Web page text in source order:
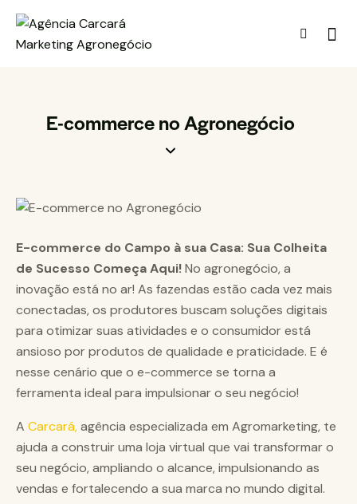
E-commerce no Agronegócio
E-commerce do Campo à sua Casa: Sua Colheita
de Sucesso Começa Aqui!No agronegócio, a
inovação está no ar! As fazendas estão cada vez mais
conectadas, os produtores buscam soluções digitais
para otimizar suas atividades e o consumidor está
ansioso por produtos de qualidade e praticidade. E é
nesse cenário que o e-commerce se torna a
ferramenta ideal para impulsionar o seu negócio!
A Carcará,agência especializada em Agromarketing, te
ajuda a construir uma loja virtual que vai transformar o
seu negócio, ampliando o alcance, impulsionando as
vendas e fortalecendo a sua marca no mundo digital.